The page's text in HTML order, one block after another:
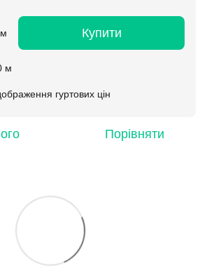
м Купити
м
гуртових цін
Порівняти